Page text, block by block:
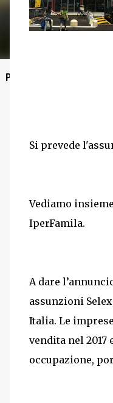
Post in evidenza
Si prevede
Vediamo
IperFamila.
A dare
assunzioni
Italia. Le
vendita nel
occupazione,